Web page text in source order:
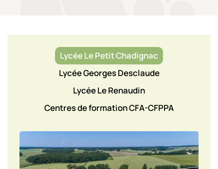
Lycée Le Petit Chadignac
Lycée Georges Desclaude
Lycée Le Renaudin
Centres de formation CFA-CFPPA